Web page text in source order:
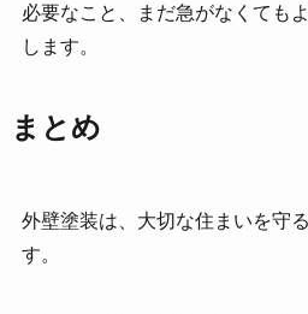
必要なこと、まだ急がなくても
します。
まとめ
外壁塗装は、大切な住まいを守
す。